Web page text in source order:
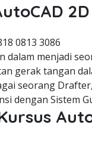
0813 3086
dalam menjadi
gerak tangan
seorang
dengan Sistem